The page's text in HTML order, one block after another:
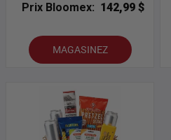
Prix Bloomex: 142,99 $
MAGASINEZ